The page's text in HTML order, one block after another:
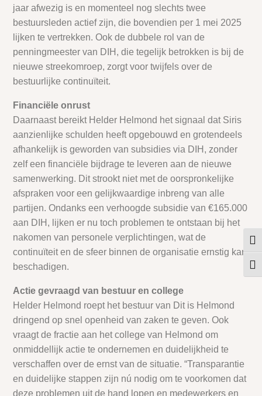
jaar afwezig is en momenteel nog slechts twee
bestuursleden actief zijn, die bovendien per 1 mei 2025
lijken te vertrekken. Ook de dubbele rol van de
penningmeester van DIH, die tegelijk betrokken is bij de
nieuwe streekomroep, zorgt voor twijfels over de
bestuurlijke continuïteit.
Financiële onrust
Daarnaast bereikt Helder Helmond het signaal dat Siris
aanzienlijke schulden heeft opgebouwd en grotendeels
afhankelijk is geworden van subsidies via DIH, zonder
zelf een financiële bijdrage te leveren aan de nieuwe
samenwerking. Dit strookt niet met de oorspronkelijke
afspraken voor een gelijkwaardige inbreng van alle
partijen. Ondanks een verhoogde subsidie van €165.000
aan DIH, lijken er nu toch problemen te ontstaan bij het
nakomen van personele verplichtingen, wat de
continuïteit en de sfeer binnen de organisatie ernstig kan
beschadigen.
Actie gevraagd van bestuur en college
Helder Helmond roept het bestuur van Dit is Helmond
dringend op snel openheid van zaken te geven. Ook
vraagt de fractie aan het college van Helmond om
onmiddellijk actie te ondernemen en duidelijkheid te
verschaffen over de ernst van de situatie. “Transparantie
en duidelijke stappen zijn nú nodig om te voorkomen dat
deze problemen uit de hand lopen en medewerkers en